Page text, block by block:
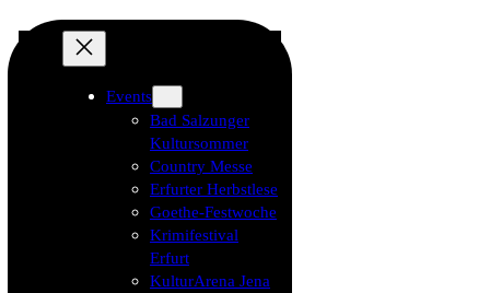
Events
Bad Salzunger
Kultursommer
Country Messe
Erfurter Herbstlese
Goethe-Festwoche
Krimifestival
Erfurt
KulturArena Jena